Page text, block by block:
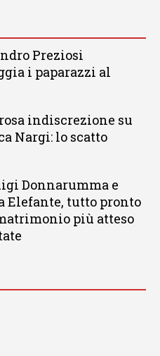
Preziosi
i paparazzi al
indiscrezione su
Nargi: lo scatto
Donnarumma e
Elefante, tutto pronto
più atteso